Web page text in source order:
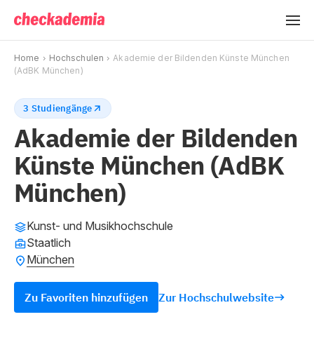
Home Hochschulen
Akademie der Bildenden Künste München
(AdBK München)
3 Studiengänge
Akademie der Bildenden
Künste München (AdBK
München)
Kunst- und Musikhochschule
Staatlich
München
Zu Favoriten hinzufügen Zur Hochschulwebsite